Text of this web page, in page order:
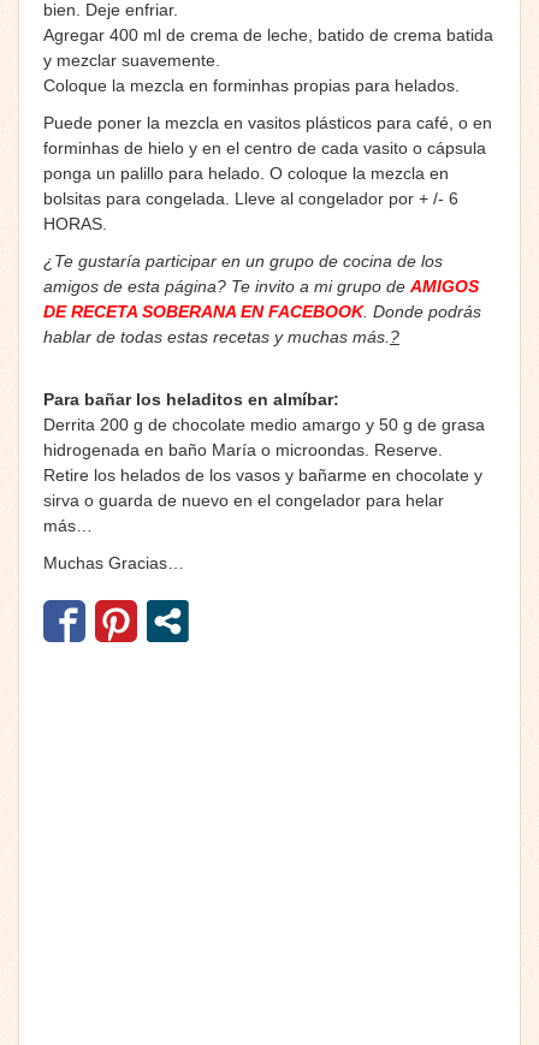
bien. Deje enfriar.
Agregar 400 ml de crema de leche, batido de crema batida
y mezclar suavemente.
Coloque la mezcla en forminhas propias para helados.
Puede poner la mezcla en vasitos plásticos para café, o en
forminhas de hielo y en el centro de cada vasito o cápsula
ponga un palillo para helado. O coloque la mezcla en
bolsitas para congelada. Lleve al congelador por + /- 6
HORAS.
¿Te gustaría participar en un grupo de cocina de los
amigos de esta página? Te invito a mi grupo de AMIGOS
DE RECETA SOBERANA EN FACEBOOK. Donde podrás
hablar de todas estas recetas y muchas más. ?
Para bañar los heladitos en almíbar:
Derrita 200 g de chocolate medio amargo y 50 g de grasa
hidrogenada en baño María o microondas. Reserve.
Retire los helados de los vasos y bañarme en chocolate y
sirva o guarda de nuevo en el congelador para helar
más…
Muchas Gracias…